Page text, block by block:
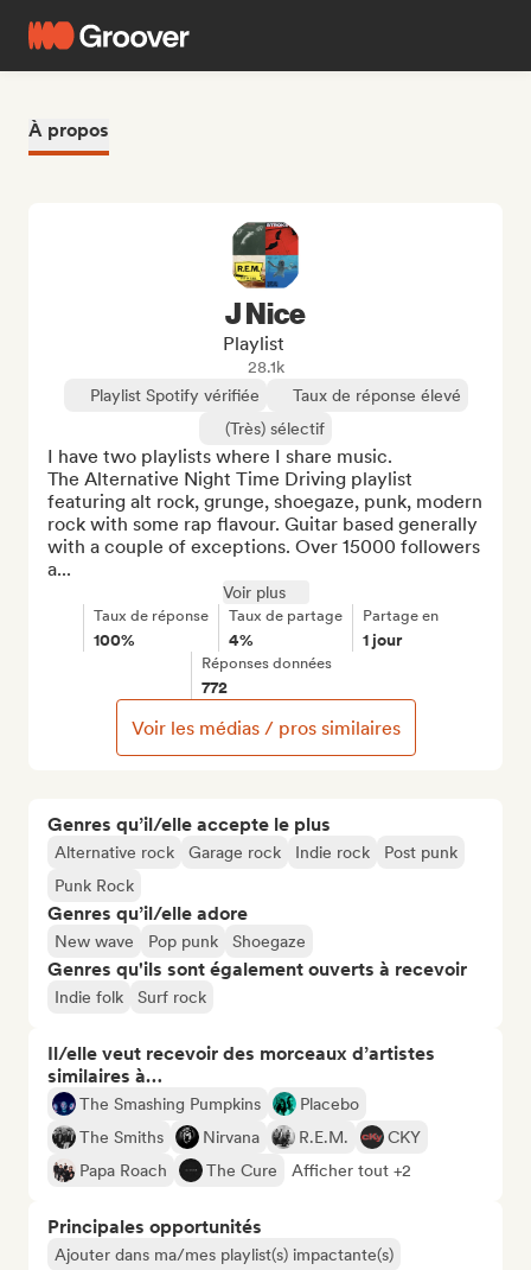
À propos
Genres qu’il/elle accepte le plus
Alternative rock Garage rock Indie rock
Post punk
Punk Rock
Genres qu’il/elle adore
New wave Pop punk Shoegaze
Genres qu'ils sont également ouverts à recevoir
Indie folk Surf rock
Il/elle veut recevoir des morceaux d’artistes
similaires à…
The Smashing Pumpkins
Placebo
The Smiths
Nirvana R.E.M.
CKY
Papa Roach
The Cure Afficher tout +2
Principales opportunités
Ajouter dans ma/mes playlist(s) impactante(s)
J Nice
Playlist
28.1k
Playlist Spotify vérifiée
Taux de réponse élevé
(Très) sélectif
I have two playlists where I share music.
The Alternative Night Time Driving playlist
featuring alt rock, grunge, shoegaze, punk, modern
rock with some rap flavour. Guitar based generally
with a couple of exceptions. Over 15000 followers
a...
Voir plus
Taux de réponse
100%
Taux de partage
4%
Partage en
1 jour
Réponses données
772
Voir les médias / pros similaires